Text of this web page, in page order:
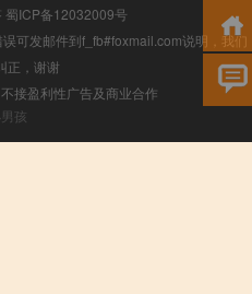
蜀ICP备12032009号
可发邮件到f_fb#foxmail.com说明，我们
正，谢谢
接盈利性广告及商业合作
孩